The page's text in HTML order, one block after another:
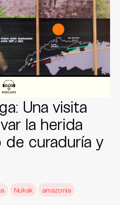
Una visita
la herida
curaduría y
Nukak amazonía